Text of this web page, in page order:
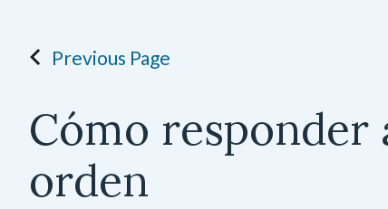
Previous Page
Cómo responder
orden